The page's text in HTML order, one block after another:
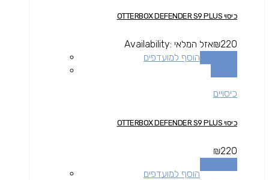
כיסוי OTTERBOX DEFENDER S9 PLUS
₪220
Availability: אזל המלאי
הוסף למועדפים
כיסויים
כיסוי OTTERBOX DEFENDER S9 PLUS
₪220
הוסף למועדפים